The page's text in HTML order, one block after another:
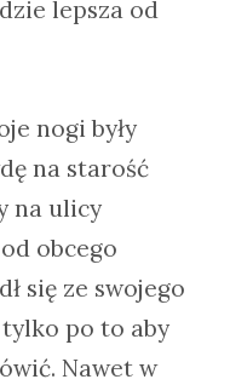
lepsza od
nogi były
na starość
na ulicy
obcego
się ze swojego
po to aby
Nawet w